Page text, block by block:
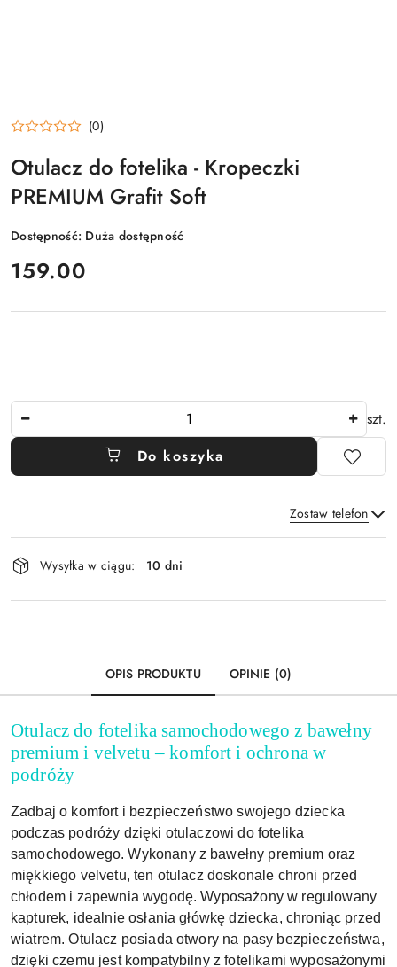
(0)
Otulacz do fotelika - Kropeczki
PREMIUM Grafit Soft
Dostępność: Duża dostępność
cena:
159.00
szt.
Do koszyka
Zostaw telefon
Dostępność
i
dostawa
Wysyłka w ciągu: 10 dni
OPIS PRODUKTU OPINIE (0)
Otulacz do fotelika samochodowego z bawełny
premium i velvetu – komfort i ochrona w
podróży
Zadbaj o komfort i bezpieczeństwo swojego dziecka
podczas podróży dzięki otulaczowi do fotelika
samochodowego. Wykonany z bawełny premium oraz
miękkiego velvetu, ten otulacz doskonale chroni przed
chłodem i zapewnia wygodę. Wyposażony w regulowany
kapturek, idealnie osłania główkę dziecka, chroniąc przed
wiatrem. Otulacz posiada otwory na pasy bezpieczeństwa,
dzięki czemu jest kompatybilny z fotelikami wyposażonymi